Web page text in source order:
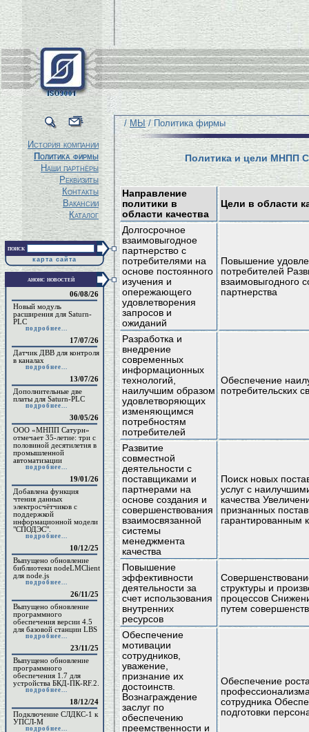
/ МЫ/ Политика фирмы
История компании
Политика фирмы
Наши партнёры
Реквизиты
Контакты
Вакансии
Каталог
поиск
карта сайта
анонс новостей
06/08/26
Новый модуль
расширения для Saturn-
PLC
подробнее...
17/07/26
Датчик ДВВ для контроля
в каналах
подробнее...
13/07/26
Дополнительные две
платы для Saturn-PLC
подробнее...
30/05/26
ООО «МНПП Сатурн»
отмечает 35-летие: три с
половиной десятилетия в
промышленной
автоматизации
подробнее...
19/01/26
Добавлена функция
чтения данных
электросчётчиков с
поддержкой
информационной модели
"СПОДЭС".
подробнее...
10/12/25
Выпущено обновление
библиотеки nodeLMClient
для node.js
подробнее...
26/11/25
Выпущено обновление
программного
обеспечения версии 4.5
для базовой станции LBS
подробнее...
23/11/25
Выпущено обновление
программного
обеспечения 1.7 для
устройства БКД-ПК-RF.2.
подробнее...
18/12/24
Подключение СЛДКС-1 к
УПСЛ-М
подробнее...
Политика и цели МНПП
Направление
политики в
области качества
Цели в области
Долгосрочное
взаимовыгодное
партнерство с
потребителями на
основе постоянного
изучения и
опережающего
удовлетворения
запросов и
ожиданий
Повышение
потребителей
взаимовыгодного
партнерства
Разработка и
внедрение
современных
информационных
технологий,
наилучшим образом
удовлетворяющих
изменяющимся
потребностям
потребителей
Обеспечение
потребительских
Развитие
совместной
деятельности с
поставщиками и
партнерами на
основе создания и
совершенствования
взаимосвязанной
системы
менеджмента
качества
Поиск новых
услуг с
качества
признанных
гарантированным
Повышение
эффективности
деятельности за
счет использования
внутренних
ресурсов
структуры и
процессов
путем
Обеспечение
мотивации
сотрудников,
уважение,
признание их
достоинств.
Вознаграждение
заслуг по
обеспечению
преемственности и
Обеспечение
сотрудника
подготовки